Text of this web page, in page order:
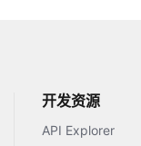
开发资源
API Explorer